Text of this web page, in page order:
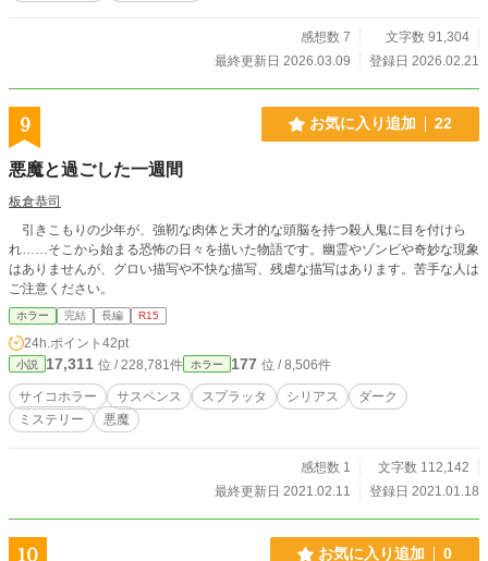
感想数 7
文字数 91,304
最終更新日 2026.03.09
登録日 2026.02.21
9 お気に入り追加 22
悪魔と過ごした一週間
板倉恭司
引きこもりの少年が、強靭な肉体と天才的な頭脳を持つ殺人鬼に目を付けら
れ……そこから始まる恐怖の日々を描いた物語です。幽霊やゾンビや奇妙な現象
はありませんが、グロい描写や不快な描写、残虐な描写はあります。苦手な人は
ご注意ください。
ホラー 完結 長編 R15
24h.ポイント 42pt
小説 17,311 位 / 228,781件 ホラー 177 位 / 8,506件
サイコホラー サスペンス スプラッタ シリアス
ダーク
ミステリー
悪魔
感想数 1
文字数 112,142
最終更新日 2021.02.11
登録日 2021.01.18
10 お気に入り追加 0